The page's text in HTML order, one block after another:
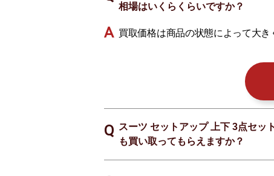
相場はいくらくらいですか？
買取価格は商品の状態によって大
スーツ セットアップ 上下 3点セッ
も買い取ってもらえますか？